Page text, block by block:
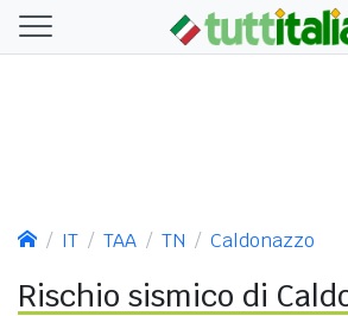
IT TAA TN Caldonazzo
Rischio sismico di